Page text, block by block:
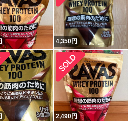
4,350円
2,490円